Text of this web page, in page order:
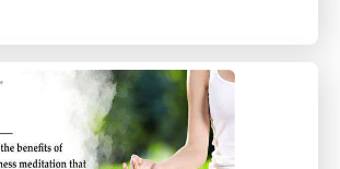
节、增强专注力并减轻压力。无论
是想深化实践，您都能找到有关如
刻培养意识和存在感的宝贵见解。
念冥想，体验更充实、更平衡的生